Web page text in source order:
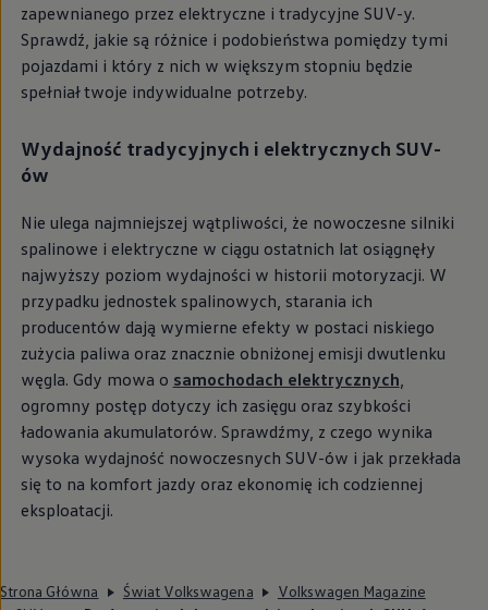
zapewnianego przez elektryczne i tradycyjne SUV-y.
Sprawdź, jakie są różnice i podobieństwa pomiędzy tymi
pojazdami i który z nich w większym stopniu będzie
spełniał twoje indywidualne potrzeby.
Wydajność tradycyjnych i elektrycznych SUV-
ów
Nie ulega najmniejszej wątpliwości, że nowoczesne silniki
spalinowe i elektryczne w ciągu ostatnich lat osiągnęły
najwyższy poziom wydajności w historii motoryzacji. W
przypadku jednostek spalinowych, starania ich
producentów dają wymierne efekty w postaci niskiego
zużycia paliwa oraz znacznie obniżonej emisji dwutlenku
węgla. Gdy mowa o samochodach elektrycznych,
ogromny postęp dotyczy ich zasięgu oraz szybkości
ładowania akumulatorów. Sprawdźmy, z czego wynika
wysoka wydajność nowoczesnych SUV-ów i jak przekłada
się to na komfort jazdy oraz ekonomię ich codziennej
eksploatacji.
Strona Główna Świat Volkswagena
Volkswagen Magazine